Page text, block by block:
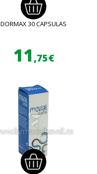
DORMAX 30 CAPSULAS
11 ,75€